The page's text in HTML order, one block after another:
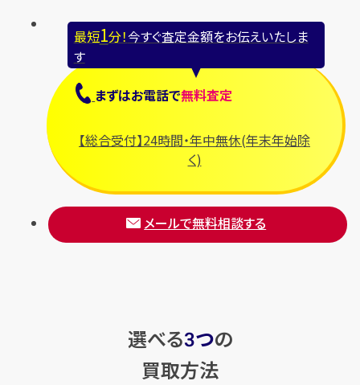
最短1分！今すぐ査定金額をお伝えいたしま
す
まずはお電話で無料査定
【総合受付】24時間・年中無休(年末年始除
く)
メールで無料相談する
選べる3つの
買取方法